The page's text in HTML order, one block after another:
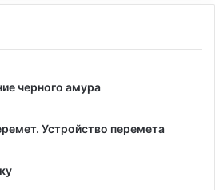
черного амура
Устройство перемета